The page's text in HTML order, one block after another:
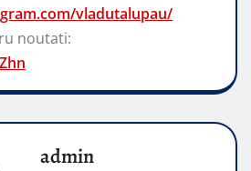
vladutalupau/
noutati:
admin